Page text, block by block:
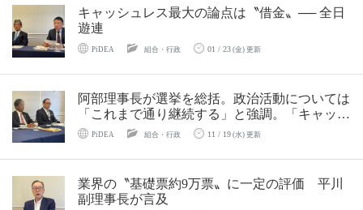
キャッシュレス最大の論点は〝借金〟── 全日
遊連
PiDEA 組合・行政 01 / 23(金) 更新
阿部理事長が選挙を総括。政治活動については
「これまで通り継続する」と強調。「キャッシ
ュレス化」についても言及
PiDEA 組合・行政 11 / 19(水) 更新
業界の〝基礎票約9万票〟に一定の評価 平川
副理事長が言及